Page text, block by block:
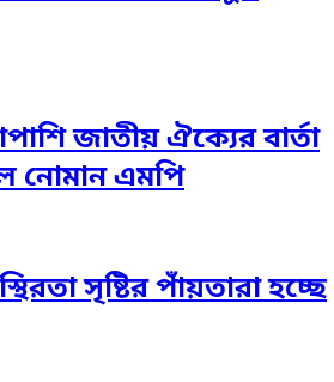
জাতীয় ঐক্যের বার্তা
নোমান এমপি
সৃষ্টির পাঁয়তারা হচ্ছে